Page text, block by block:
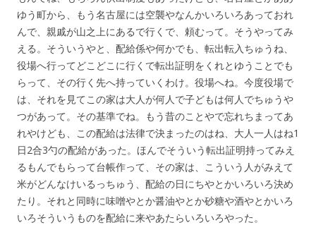
ゆう町から、もう名古屋には空襲やなんかいろいろあっておれ
んで、親戚が山之上にあるで行くで、頼むって。そうやってみ
える。そういうやと、配給係や何かでも、転出転入ちゅうね、
役場へ行ってどこどこに行くで転出証明をくれとゆうことでも
らって、その行く先へ持っていくわけ。役場へね。今度役場で
は、それを見てこの家は大人が何人で子どもは何人でちゅうや
つがあって。その基準でね。もう昔のことやで忘れちまってあ
れやけども、この配給は法律で決まったのはね、大人一人はね1
日2合3勺の配給があった。ほんでそういう転出証明持ってみえ
るもんでもらって台帳作って、その家は、こういう人がみえて
米がどんなけいるっちゅう、配給の日にちやとかいろいろ決め
たり。それと同時に味噌やとか醤油やとか砂糖や酒やとかいろ
いろそういうものを配給に来やあたらいろいろやった。